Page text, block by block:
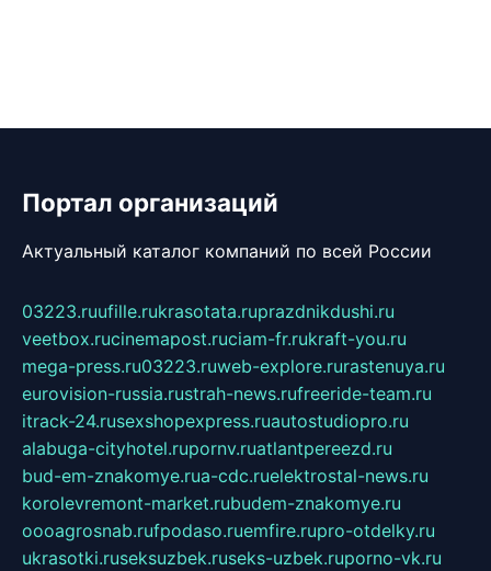
Портал организаций
Актуальный каталог компаний по всей России
03223.ruufille.rukrasotata.ruprazdnikdushi.ru
veetbox.rucinemapost.ruciam-fr.rukraft-you.ru
mega-press.ru03223.ruweb-explore.rurastenuya.ru
eurovision-russia.rustrah-news.rufreeride-team.ru
itrack-24.rusexshopexpress.ruautostudiopro.ru
alabuga-cityhotel.rupornv.ruatlantpereezd.ru
bud-em-znakomye.rua-cdc.ruelektrostal-news.ru
korolevremont-market.rubudem-znakomye.ru
oooagrosnab.rufpodaso.ruemfire.rupro-otdelky.ru
ukrasotki.ruseksuzbek.ruseks-uzbek.ruporno-vk.ru